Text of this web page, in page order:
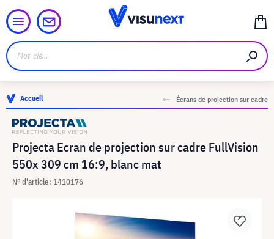
Accueil Écrans de projection sur cadre
Projecta Ecran de projection sur cadre FullVision
550x 309 cm 16:9, blanc mat
N° d'article: 1410176